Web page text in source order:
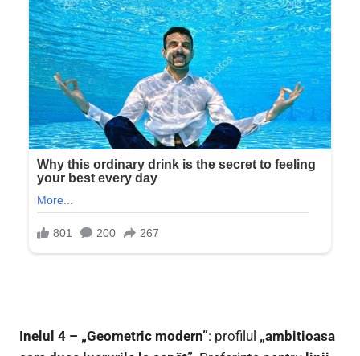
Inelul 4 – „Geometric modern”: profilul „ambitioasa